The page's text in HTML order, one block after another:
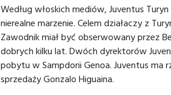
Według włoskich mediów, Juventus
nierealne marzenie. Celem działaczy z
Zawodnik miał być obserwowany przez
dobrych kilku lat. Dwóch dyrektorów
pobytu w Sampdorii Genoa. Juventus
sprzedaży Gonzalo Higuaina.